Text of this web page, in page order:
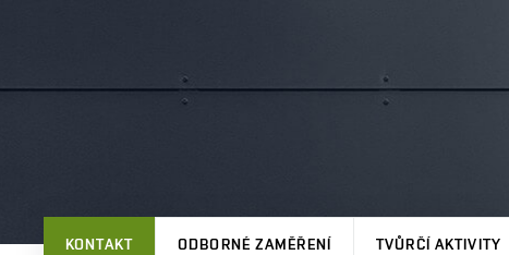
KONTAKT ODBORNÉ ZAMĚŘENÍ TVŮRČÍ AKTIVITY